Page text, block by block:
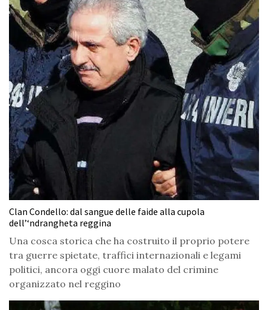
Clan Condello: dal sangue delle faide alla cupola
dell’‘ndrangheta reggina
Una cosca storica che ha costruito il proprio potere
tra guerre spietate, traffici internazionali e legami
politici, ancora oggi cuore malato del crimine
organizzato nel reggino